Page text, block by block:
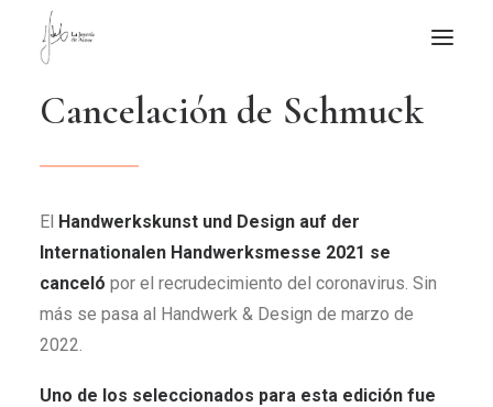
NOTICIAS DE JOYERÍA CONTEMPORÁNEA
APUNTES
QUIÉN SOY
Cancelación de Schmuck
El Handwerkskunst und Design auf der
Internationalen Handwerksmesse 2021 se
canceló por el recrudecimiento del coronavirus. Sin
más se pasa al Handwerk & Design de marzo de
2022.
Uno de los seleccionados para esta edición fue